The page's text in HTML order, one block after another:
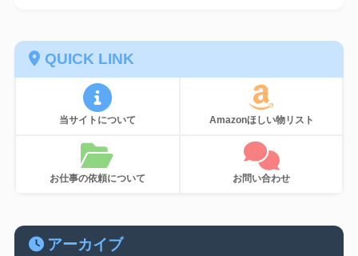
QUICK LINK
当サイトについて Amazonほしい物リスト
お仕事の依頼について お問い合わせ
アーカイブ